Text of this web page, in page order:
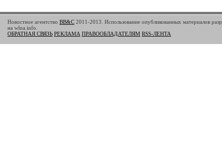
Новостное агентство BB&C 2011-2013. Использование опубликованных материалов
на wlna.info.
ОБРАТНАЯ СВЯЗЬ РЕКЛАМА ПРАВООБЛАДАТЕЛЯМ RSS-ЛЕНТА